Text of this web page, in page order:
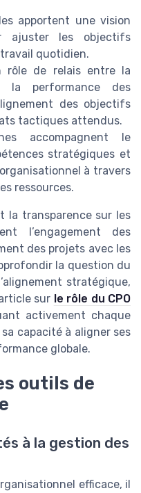
apportent une vision
ajuster les objectifs
quotidien.
rôle de relais entre la
la performance des
des objectifs
tactiques attendus.
accompagnent le
stratégiques et
à travers
ressources.
la transparence sur les
l’engagement des
des projets avec les
la question du
stratégique,
sur le rôle du CPO
activement chaque
capacité à aligner ses
globale.
outils de
à la gestion des
efficace, il